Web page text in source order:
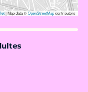
|Map data ©OpenStreetMapcontributors